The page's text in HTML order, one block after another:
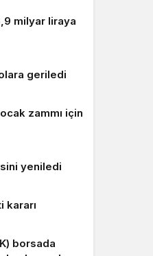
milyar liraya
geriledi
zammı için
yeniledi
kararı
borsada